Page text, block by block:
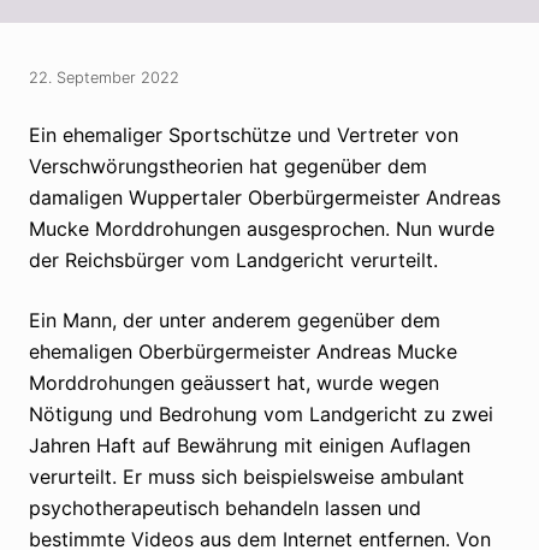
22. September 2022
Ein ehemaliger Sportschütze und Vertreter von
Verschwörungstheorien hat gegenüber dem
damaligen Wuppertaler Oberbürgermeister Andreas
Mucke Morddrohungen ausgesprochen. Nun wurde
der Reichsbürger vom Landgericht verurteilt.
Ein Mann, der unter anderem gegenüber dem
ehemaligen Oberbürgermeister Andreas Mucke
Morddrohungen geäussert hat, wurde wegen
Nötigung und Bedrohung vom Landgericht zu zwei
Jahren Haft auf Bewährung mit einigen Auflagen
verurteilt. Er muss sich beispielsweise ambulant
psychotherapeutisch behandeln lassen und
bestimmte Videos aus dem Internet entfernen. Von